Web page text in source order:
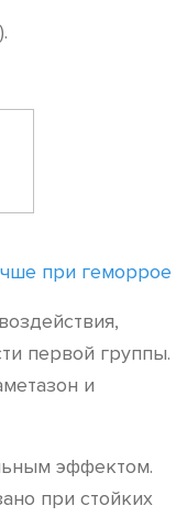
при геморрое
первой группы.
и
эффектом.
при стойких